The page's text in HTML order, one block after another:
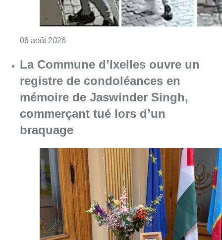
06 août 2026
La Commune d’Ixelles ouvre un
registre de condoléances en
mémoire de Jaswinder Singh,
commerçant tué lors d’un
braquage